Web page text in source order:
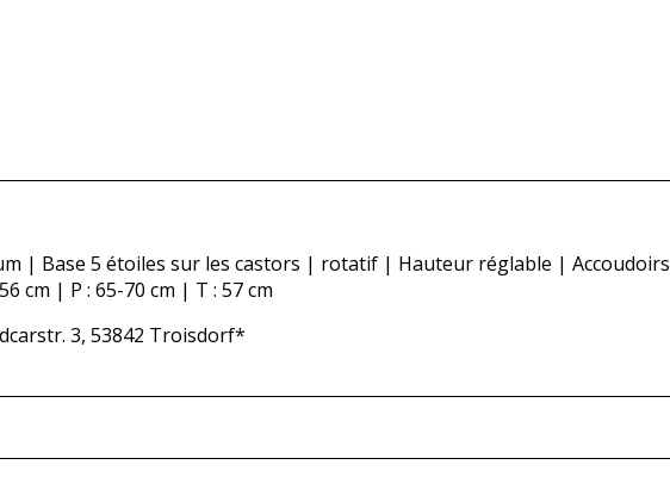
| Base 5 étoiles sur les castors | rotatif | Hauteur réglable | Accoudoirs
cm | P : 65-70 cm | T : 57 cm
3, 53842 Troisdorf*